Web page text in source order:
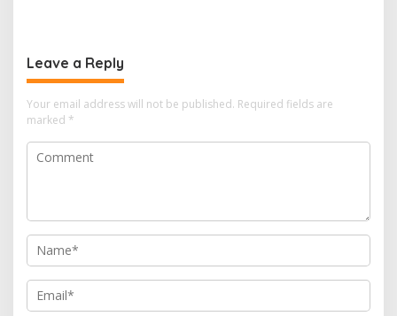
Leave a Reply
Your email address will not be published. Required fields are
marked *